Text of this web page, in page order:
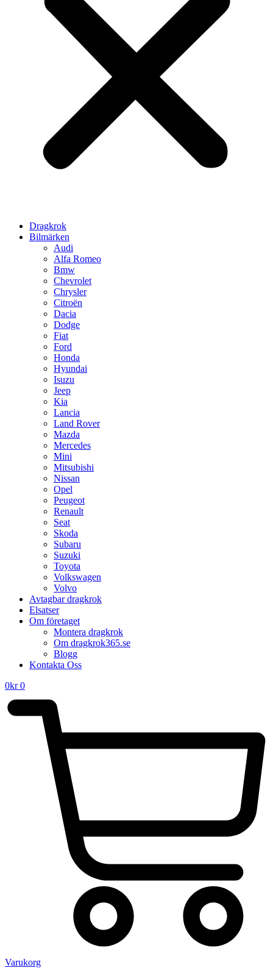
Dragkrok
Bilmärken
Audi
Alfa Romeo
Bmw
Chevrolet
Chrysler
Citroën
Dacia
Dodge
Fiat
Ford
Honda
Hyundai
Isuzu
Jeep
Kia
Lancia
Land Rover
Mazda
Mercedes
Mini
Mitsubishi
Nissan
Opel
Peugeot
Renault
Seat
Skoda
Subaru
Suzuki
Toyota
Volkswagen
Volvo
Avtagbar dragkrok
Elsatser
Om företaget
Montera dragkrok
Om dragkrok365.se
Blogg
Kontakta Oss
0kr 0
Varukorg